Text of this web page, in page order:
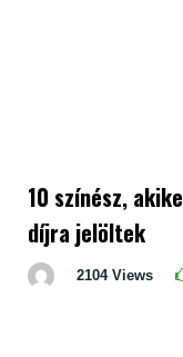
10 színész,
díjra jelöltek
2104 Views